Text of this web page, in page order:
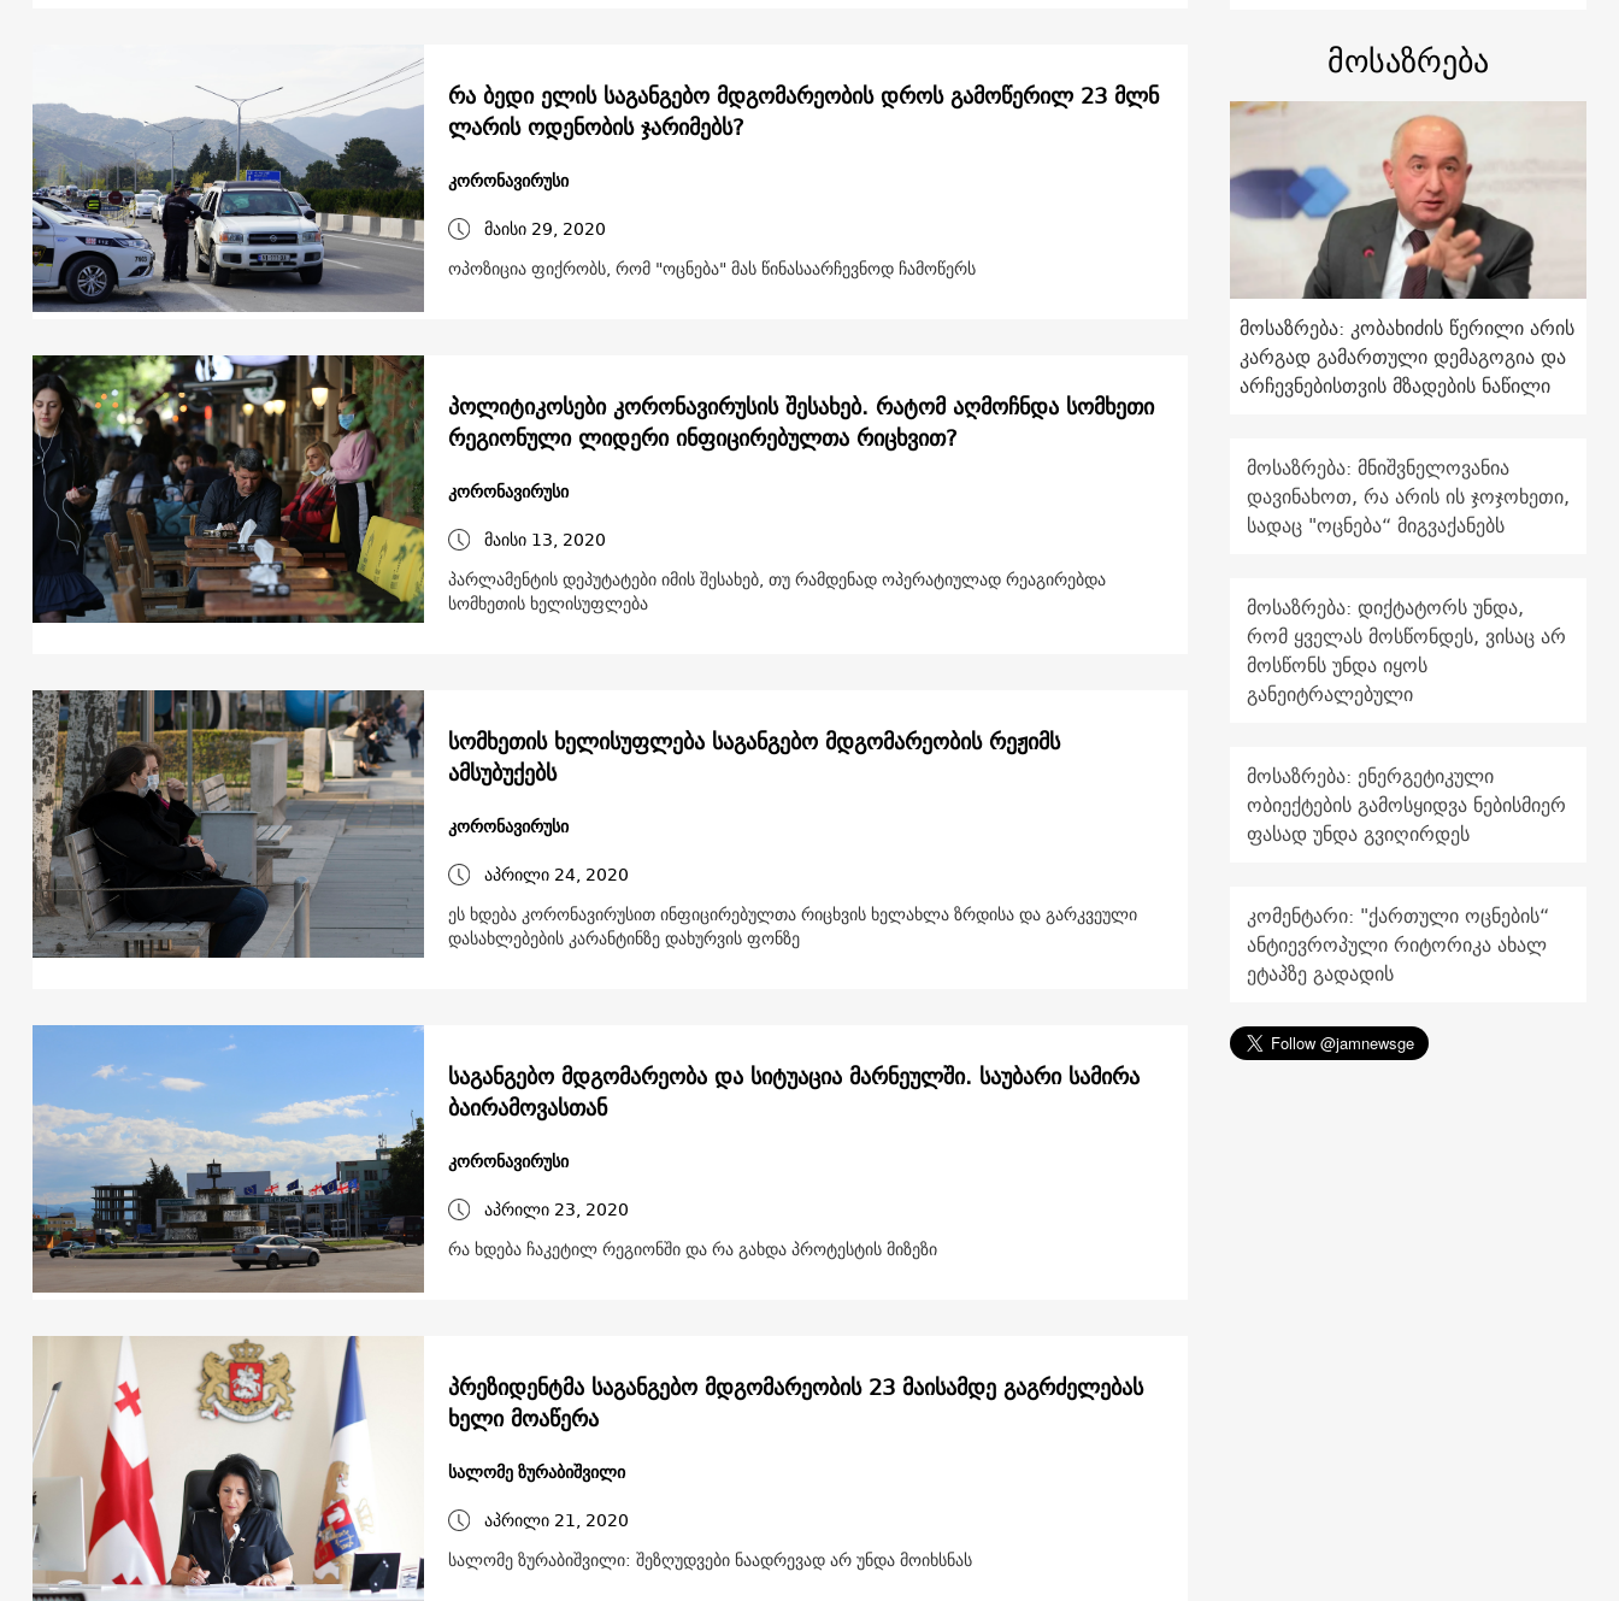
რა ბედი ელის საგანგებო მდგომარეობის დროს გამოწერილ 23 მლნ
ლარის ოდენობის ჯარიმებს?
კორონავირუსი
მაისი 29, 2020
ოპოზიცია ფიქრობს, რომ "ოცნება" მას წინასაარჩევნოდ ჩამოწერს
პოლიტიკოსები კორონავირუსის შესახებ. რატომ აღმოჩნდა სომხეთი
რეგიონული ლიდერი ინფიცირებულთა რიცხვით?
კორონავირუსი
მაისი 13, 2020
პარლამენტის დეპუტატები იმის შესახებ, თუ რამდენად ოპერატიულად რეაგირებდა
სომხეთის ხელისუფლება
სომხეთის ხელისუფლება საგანგებო მდგომარეობის რეჟიმს
ამსუბუქებს
კორონავირუსი
აპრილი 24, 2020
ეს ხდება კორონავირუსით ინფიცირებულთა რიცხვის ხელახლა ზრდისა და გარკვეული
დასახლებების კარანტინზე დახურვის ფონზე
საგანგებო მდგომარეობა და სიტუაცია მარნეულში. საუბარი სამირა
ბაირამოვასთან
კორონავირუსი
აპრილი 23, 2020
რა ხდება ჩაკეტილ რეგიონში და რა გახდა პროტესტის მიზეზი
პრეზიდენტმა საგანგებო მდგომარეობის 23 მაისამდე გაგრძელებას
ხელი მოაწერა
სალომე ზურაბიშვილი
აპრილი 21, 2020
სალომე ზურაბიშვილი: შეზღუდვები ნაადრევად არ უნდა მოიხსნას
მოსაზრება
მოსაზრება: კობახიძის წერილი არის
კარგად გამართული დემაგოგია და
არჩევნებისთვის მზადების ნაწილი
მოსაზრება: მნიშვნელოვანია
დავინახოთ, რა არის ის ჯოჯოხეთი,
სადაც "ოცნება“ მიგვაქანებს
მოსაზრება: დიქტატორს უნდა,
რომ ყველას მოსწონდეს, ვისაც არ
მოსწონს უნდა იყოს
განეიტრალებული
მოსაზრება: ენერგეტიკული
ობიექტების გამოსყიდვა ნებისმიერ
ფასად უნდა გვიღირდეს
კომენტარი: "ქართული ოცნების“
ანტიევროპული რიტორიკა ახალ
ეტაპზე გადადის